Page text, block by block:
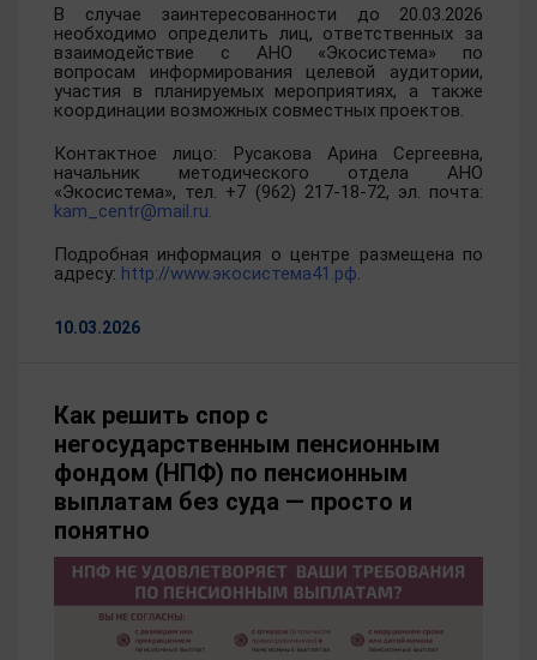
В случае заинтересованности до 20.03.2026
необходимо определить лиц, ответственных за
взаимодействие с АНО «Экосистема» по
вопросам информирования целевой аудитории,
участия в планируемых мероприятиях, а также
координации возможных совместных проектов.
Контактное лицо: Русакова Арина Сергеевна,
начальник методического отдела АНО
«Экосистема», тел. +7 (962) 217-18-72, эл. почта:
kam_centr@mail.ru.
Подробная информация о центре размещена по
адресу: http://www.экосистема41.рф.
10.03.2026
Как решить спор с
негосударственным пенсионным
фондом (НПФ) по пенсионным
выплатам без суда — просто и
понятно